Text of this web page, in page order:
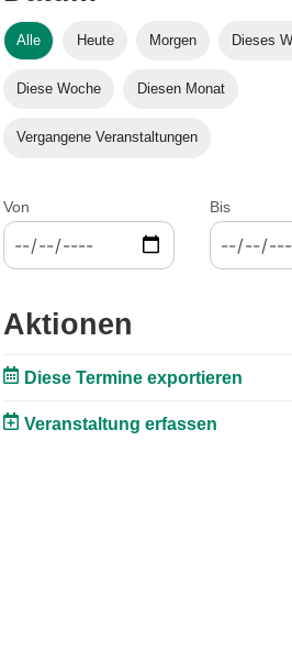
Alle Heute Morgen Dieses
Diese Woche Diesen Monat
Vergangene Veranstaltungen
Von Bis
Aktionen
Diese Termine exportieren
Veranstaltung erfassen